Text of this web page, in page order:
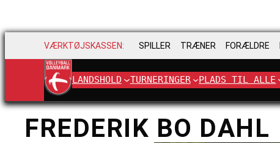
VÆRKTØJSKASSEN: SPILLER TRÆNER FORÆLDRE
LANDSHOLD TURNERINGER PLADS TIL ALLE
FREDERIK BO DAHL